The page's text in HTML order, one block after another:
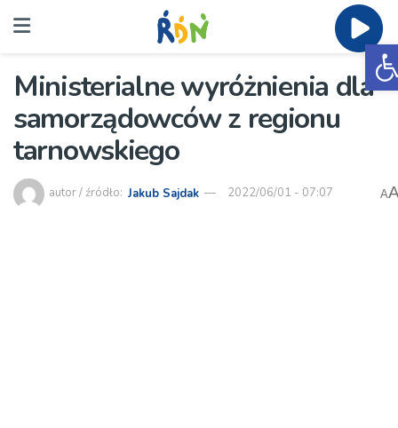
Ministerialne wyróżnienia dla
samorządowców z regionu
tarnowskiego
autor / źródło: Jakub Sajdak 2022/06/01 - 07:07 A